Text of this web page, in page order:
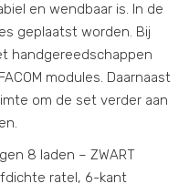
en wendbaar is. In de
geplaatst worden. Bij
handgereedschappen
modules. Daarnaast
om de set verder aan
8 laden – ZWART
ratel, 6-kant